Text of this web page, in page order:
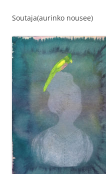
Soutaja(aurinko nousee)